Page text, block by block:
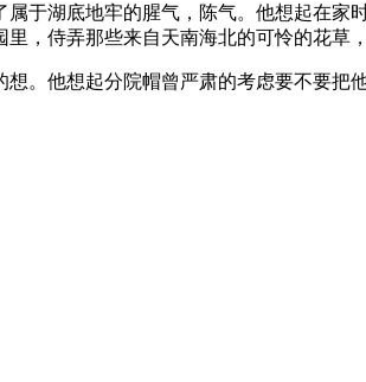
属于湖底地牢的腥气，陈气。他想起在
，侍弄那些来自天南海北的可怜的花草
。他想起分院帽曾严肃的考虑要不要